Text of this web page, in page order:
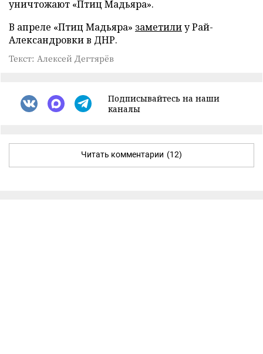
уничтожают «Птиц Мадьяра».
В апреле «Птиц Мадьяра» заметилиу Рай-
Александровки в ДНР.
Текст: Алексей Дегтярёв
Подписывайтесь на наши
каналы
Читать комментарии (12)